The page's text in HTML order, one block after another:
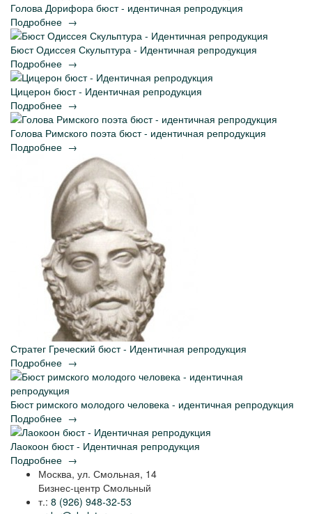
Голова Дорифора бюст - идентичная репродукция
Подробнее →
Бюст Одиссея Скульптура - Идентичная репродукция
Подробнее →
Цицерон бюст - Идентичная репродукция
Подробнее →
Голова Римского поэта бюст - идентичная репродукция
Подробнее →
Стратег Греческий бюст - Идентичная репродукция
Подробнее →
Бюст римского молодого человека - идентичная репродукция
Подробнее →
Лаокоон бюст - Идентичная репродукция
Подробнее →
Москва, ул. Смольная, 14
Бизнес-центр Смольный
т.: 8 (926) 948-32-53